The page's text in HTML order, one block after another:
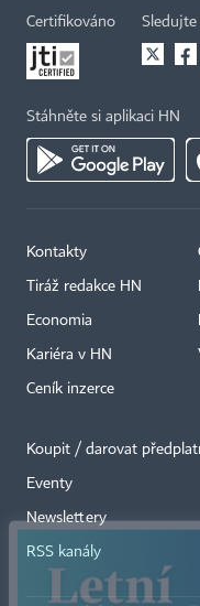
Certifikováno Sledujte
Stáhněte si aplikaci HN
Kontakty
Tiráž redakce HN
Economia
Kariéra v HN
Ceník inzerce
Koupit / darovat
Eventy
Newslettery
RSS kanály